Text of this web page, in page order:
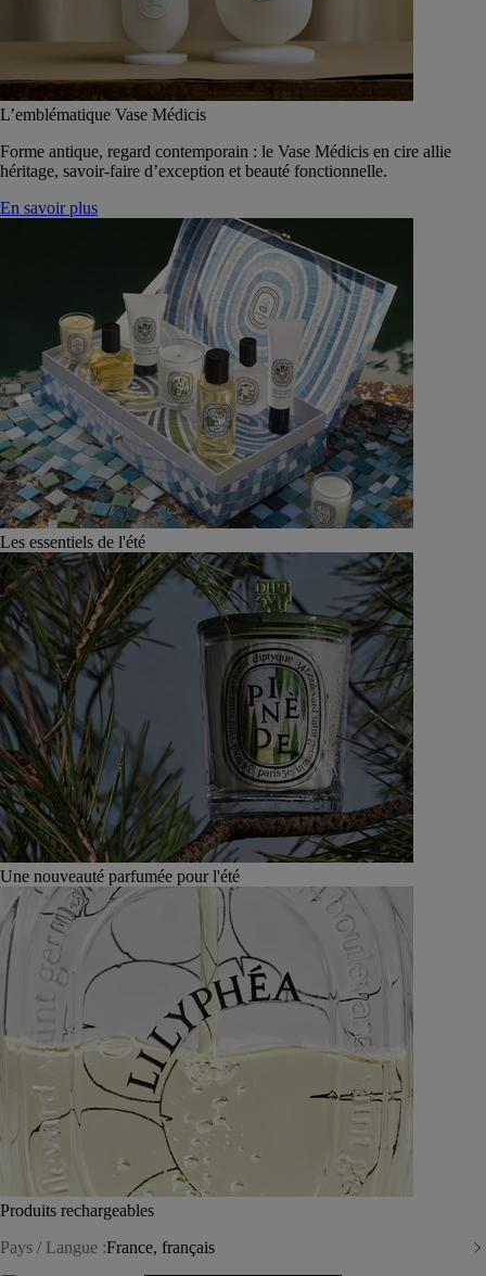
L’emblématique Vase Médicis
Forme antique, regard contemporain : le Vase Médicis en cire allie
héritage, savoir-faire d’exception et beauté fonctionnelle.
En savoir plus
Les essentiels de l'été
Une nouveauté parfumée pour l'été
Produits rechargeables
Pays / Langue :France, français